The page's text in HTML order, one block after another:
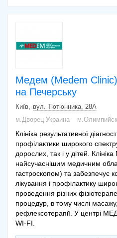
Медем (Medem
на Печерську
Київ
вул. Тютюнника, 28А
м.Дворец Украина
Клініка результативної
профілактики широкого
дорослих, так і у дітей.
найсучаснішим медичним
гастроскопом) та забезпечує
лікування і профілактику
проведення різних
процедур, в тому числі
рефлексотерапії. У центрі
WI-FI.